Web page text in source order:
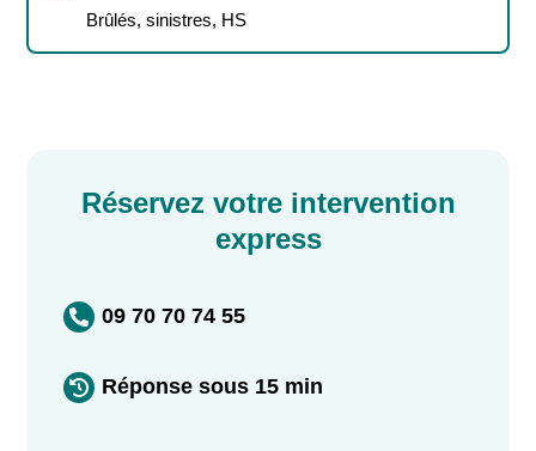
Brûlés, sinistres, HS
Réservez votre intervention
express
 09 70 70 74 55
 Réponse sous 15 min